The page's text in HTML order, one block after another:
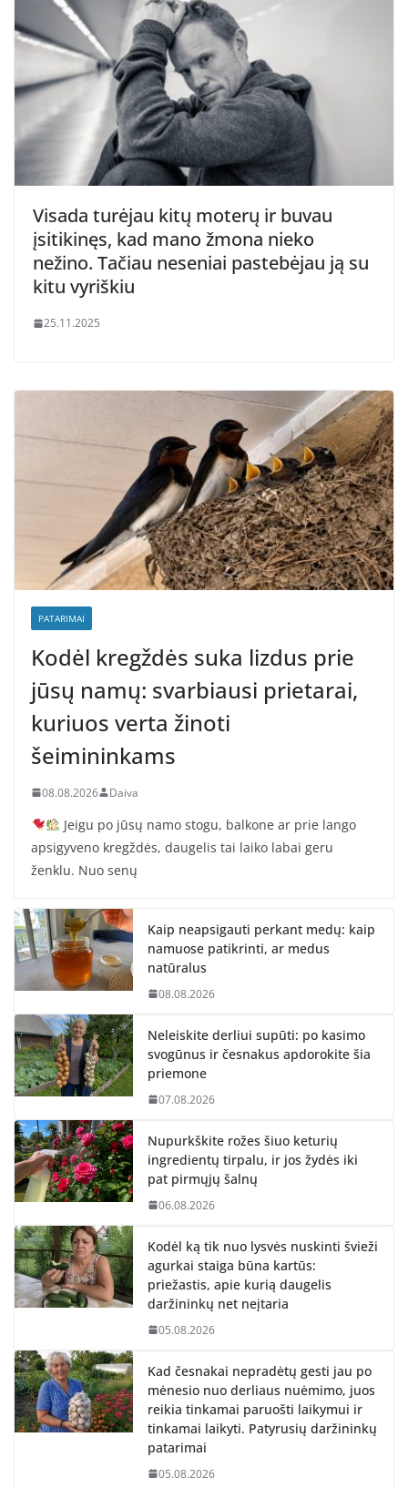
Visada turėjau kitų moterų ir buvau
įsitikinęs, kad mano žmona nieko
nežino. Tačiau neseniai pastebėjau ją su
kitu vyriškiu
25.11.2025
PATARIMAI
Kodėl kregždės suka lizdus prie
jūsų namų: svarbiausi prietarai,
kuriuos verta žinoti
šeimininkams
08.08.2026 Daiva
Jeigu po jūsų namo stogu, balkone ar prie lango
apsigyveno kregždės, daugelis tai laiko labai geru
ženklu. Nuo senų
Kaip neapsigauti perkant medų: kaip
namuose patikrinti, ar medus
natūralus
08.08.2026
Neleiskite derliui supūti: po kasimo
svogūnus ir česnakus apdorokite šia
priemone
07.08.2026
Nupurkškite rožes šiuo keturių
ingredientų tirpalu, ir jos žydės iki
pat pirmųjų šalnų
06.08.2026
Kodėl ką tik nuo lysvės nuskinti švieži
agurkai staiga būna kartūs:
priežastis, apie kurią daugelis
daržininkų net neįtaria
05.08.2026
Kad česnakai nepradėtų gesti jau po
mėnesio nuo derliaus nuėmimo, juos
reikia tinkamai paruošti laikymui ir
tinkamai laikyti. Patyrusių daržininkų
patarimai
05.08.2026